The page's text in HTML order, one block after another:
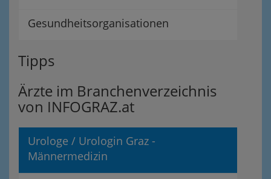
Gesundheitsorganisationen
Tipps
Ärzte im Branchenverzeichnis
von INFOGRAZ.at
Urologe / Urologin Graz -
Männermedizin